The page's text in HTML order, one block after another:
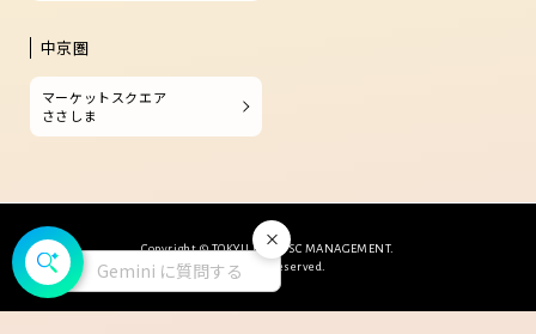
Gemini に質問する
閉じる
中京圏
マーケットスクエア
ささしま
Copyright © TOKYU LAND SC MANAGEMENT.
All Rights Reserved.